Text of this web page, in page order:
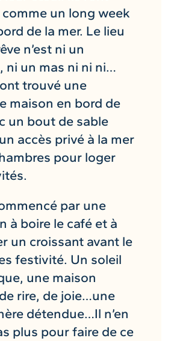
un long week
de la mer. Le lieu
n’est ni un
ni un mas ni ni ni…
trouvé une
maison en bord de
un bout de sable
accès privé à la mer
pour loger
par une
à boire le café et à
un croissant avant le
festivité. Un soleil
une maison
rire, de joie…une
détendue…Il n’en
plus pour faire de ce